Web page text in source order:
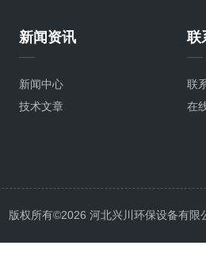
新闻资讯
新闻中心
技术文章
联
联
在
版权所有©2026 河北兴川环保设备有